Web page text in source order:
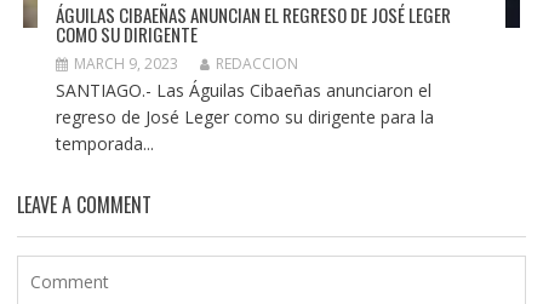
ÁGUILAS CIBAEÑAS ANUNCIAN EL REGRESO DE JOSÉ LEGER
COMO SU DIRIGENTE
MARCH 9, 2023 REDACCION
SANTIAGO.- Las Águilas Cibaeñas anunciaron el
regreso de José Leger como su dirigente para la
temporada...
LEAVE A COMMENT